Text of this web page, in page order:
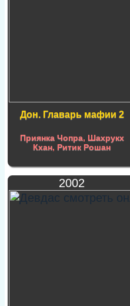
Дон. Главарь мафии 2
Приянка Чопра, Шахрукх
Кхан,Ритик Рошан
2002